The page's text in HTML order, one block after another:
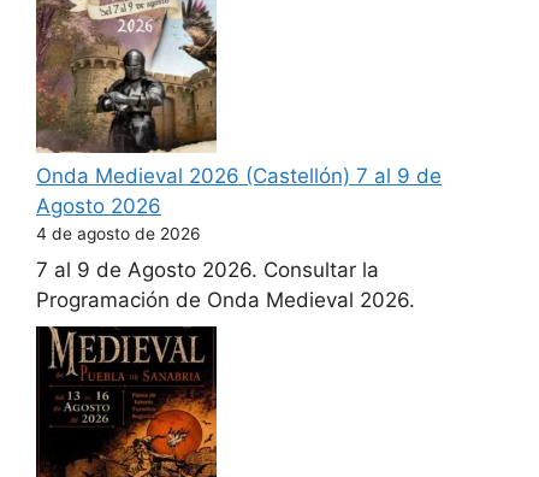
Onda Medieval 2026 (Castellón) 7 al 9 de
Agosto 2026
4 de agosto de 2026
7 al 9 de Agosto 2026. Consultar la
Programación de Onda Medieval 2026.